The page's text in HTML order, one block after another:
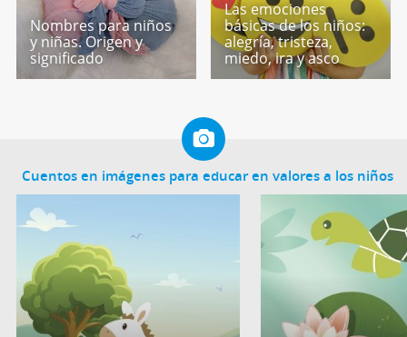
Nombres para niños
y niñas. Origen y
significado
Las emociones
básicas de los niños:
alegría, tristeza,
miedo, ira y asco
Cuentos en imágenes para educar en valores a los niños